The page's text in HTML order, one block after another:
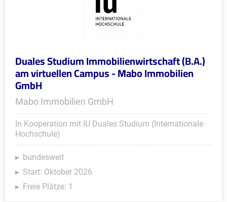
Duales Studium Immobilienwirtschaft (B.A.)
am virtuellen Campus - Mabo Immobilien
GmbH
Mabo Immobilien GmbH
In Kooperation mit IU Duales Studium (Internationale
Hochschule)
bundesweit
Start: Oktober 2026
Freie Plätze: 1